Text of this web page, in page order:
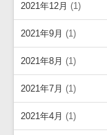
2021年12月 (1)
2021年9月 (1)
2021年8月 (1)
2021年7月 (1)
2021年4月 (1)